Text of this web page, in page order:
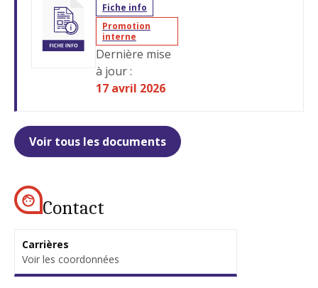
Fiche info
Promotion
interne
Dernière mise
à jour :
17 avril 2026
Voir tous les documents
Contact
Carrières
Voir les coordonnées